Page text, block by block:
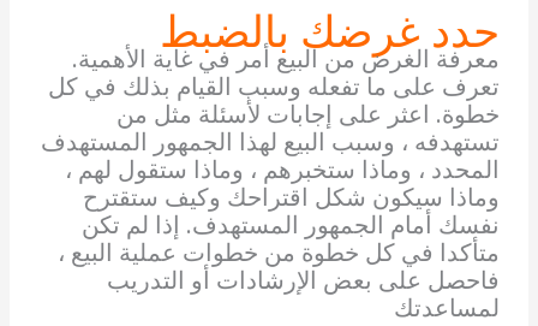
حدد غرضك بالضبط
معرفة الغرض من البيع أمر في غاية الأهمية.
تعرف على ما تفعله وسبب القيام بذلك في كل
خطوة. اعثر على إجابات لأسئلة مثل من
تستهدفه ، وسبب البيع لهذا الجمهور المستهدف
المحدد ، وماذا ستخبرهم ، وماذا ستقول لهم ،
وماذا سيكون شكل اقتراحك وكيف ستقترح
نفسك أمام الجمهور المستهدف. إذا لم تكن
متأكدا في كل خطوة من خطوات عملية البيع ،
فاحصل على بعض الإرشادات أو التدريب
لمساعدتك